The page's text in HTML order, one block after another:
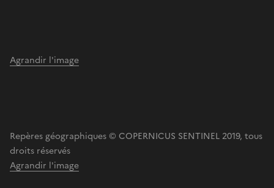
Agrandir l'image
Repères géographiques © COPERNICUS SENTINEL 2019, tous
droits réservés
Agrandir l'image